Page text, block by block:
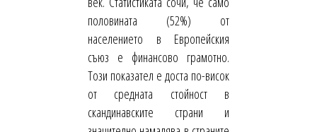
половината (52%) от
населението в Европейския
съюз е финансово грамотно.
Този показател е доста по-висок
от средната стойност в
скандинавските страни и